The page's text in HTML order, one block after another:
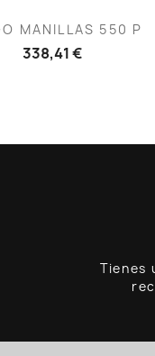
 Vista rápida
MANILLAS 550 P
338,41 €
Tienes